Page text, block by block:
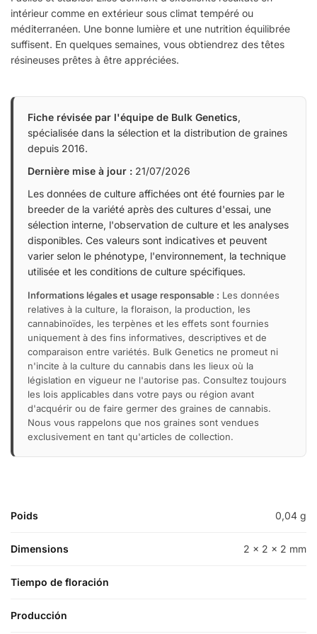
intérieur comme en extérieur sous climat tempéré ou
méditerranéen. Une bonne lumière et une nutrition équilibrée
suffisent. En quelques semaines, vous obtiendrez des têtes
résineuses prêtes à être appréciées.
Fiche révisée par l'équipe de Bulk Genetics,
spécialisée dans la sélection et la distribution de graines
depuis 2016.
Dernière mise à jour : 21/07/2026
Les données de culture affichées ont été fournies par le
breeder de la variété après des cultures d'essai, une
sélection interne, l'observation de culture et les analyses
disponibles. Ces valeurs sont indicatives et peuvent
varier selon le phénotype, l'environnement, la technique
utilisée et les conditions de culture spécifiques.
Informations légales et usage responsable : Les données
relatives à la culture, la floraison, la production, les
cannabinoïdes, les terpènes et les effets sont fournies
uniquement à des fins informatives, descriptives et de
comparaison entre variétés. Bulk Genetics ne promeut ni
n'incite à la culture du cannabis dans les lieux où la
législation en vigueur ne l'autorise pas. Consultez toujours
les lois applicables dans votre pays ou région avant
d'acquérir ou de faire germer des graines de cannabis.
Nous vous rappelons que nos graines sont vendues
exclusivement en tant qu'articles de collection.
Poids 0,04 g
Dimensions 2 × 2 × 2 mm
Tiempo de floración
Producción